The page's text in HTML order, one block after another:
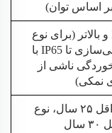
اساس توان)
درجه حفاظت IP54 و بالاتر (برای نوع
دریایی قابل سفارشی‌سازی تا IP65 با
ناشی از
نمکی)
نوع خشکی‌گیر: حداقل ۲۵ سال، نوع